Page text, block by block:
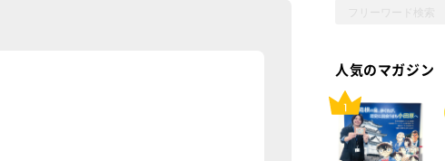
人気のマガジン